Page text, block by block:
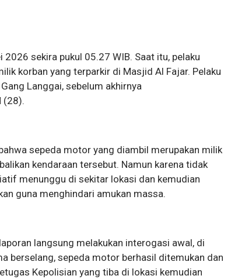
sekira pukul 05.27 WIB. Saat itu, pelaku
korban yang terparkir di Masjid Al Fajar. Pelaku
Langgai, sebelum akhirnya
(28).
sepeda motor yang diambil merupakan milik
kendaraan tersebut. Namun karena tidak
menunggu di sekitar lokasi dan kemudian
guna menghindari amukan massa.
langsung melakukan interogasi awal, di
berselang, sepeda motor berhasil ditemukan dan
Kepolisian yang tiba di lokasi kemudian